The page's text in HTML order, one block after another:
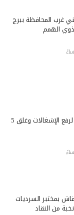
غرب المحافظة ببرج
الهمم
حملة مسائية مكبرة بحي وسط لرفع الإشغالات وغلق 5
بمختبر السرديات
من النقاد